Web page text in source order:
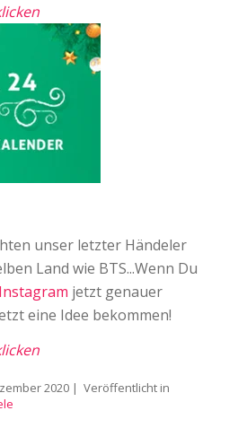
unser letzter Händeler
Land wie BTS...Wenn Du
Instagram jetzt genauer
eine Idee bekommen!
2020| Veröffentlicht in